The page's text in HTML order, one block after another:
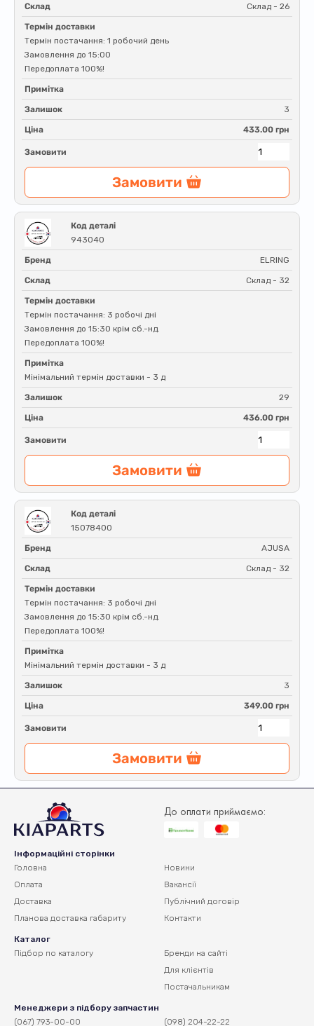
Склад Склад - 26
Термін доставки
Термін постачання: 1 робочий день
Замовлення до 15:00
Передоплата 100%!
Примітка
Залишок 3
Ціна 433.00 грн
Замовити
Замовити
Код деталі
943040
Бренд ELRING
Склад Склад - 32
Термін доставки
Термін постачання: 3 робочі дні
Замовлення до 15:30 крім сб.-нд.
Передоплата 100%!
Примітка
Мінімальний термін доставки - 3 д
Залишок 29
Ціна 436.00 грн
Замовити
Замовити
Код деталі
15078400
Бренд AJUSA
Склад Склад - 32
Термін доставки
Термін постачання: 3 робочі дні
Замовлення до 15:30 крім сб.-нд.
Передоплата 100%!
Примітка
Мінімальний термін доставки - 3 д
Залишок 3
Ціна 349.00 грн
Замовити
Замовити
До оплати приймаємо:
Інформаційні сторінки
Головна
Оплата
Доставка
Планова доставка габариту
Новини
Вакансії
Публічний договір
Контакти
Каталог
Підбор по каталогу
Бренди на сайті
Для клієнтів
Постачальникам
Менеджери з підбору запчастин
(067) 793-00-00
(098) 204-22-22